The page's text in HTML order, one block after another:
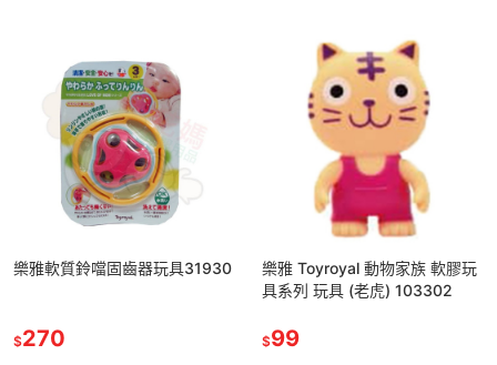
樂雅軟質鈴噹固齒器玩具31930
$270
樂雅 Toyroyal 動物家族 軟膠玩
具系列 玩具 (老虎) 103302
$99